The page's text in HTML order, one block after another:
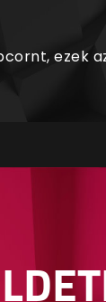
ezek